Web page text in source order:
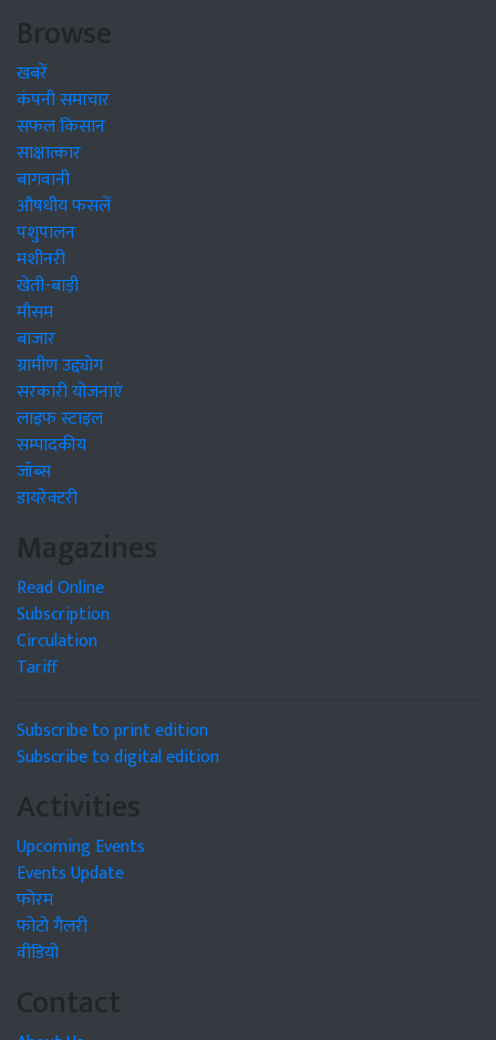
Browse
खबरें
कंपनी समाचार
सफल किसान
साक्षात्कार
बागवानी
औषधीय फसलें
पशुपालन
मशीनरी
खेती-बाड़ी
मौसम
बाजार
ग्रामीण उद्द्योग
सरकारी योजनाएं
लाइफ स्टाइल
सम्पादकीय
जॉब्स
डायरेक्टरी
Magazines
Read Online
Subscription
Circulation
Tariff
Subscribe to print edition
Subscribe to digital edition
Activities
Upcoming Events
Events Update
फोरम
फोटो गैलरी
वीडियो
Contact